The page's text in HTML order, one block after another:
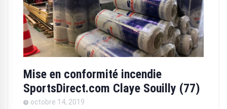
Mise en conformité incendie
SportsDirect.com Claye Souilly (77)
octobre 14, 2019